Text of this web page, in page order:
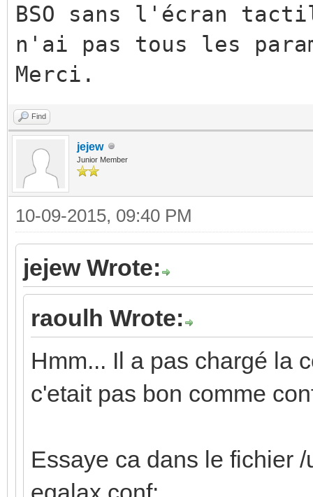
BSO sans l'écran
n'ai pas tous les
Merci.
Find
jejew
Junior Member
10-09-2015, 09:40 PM
jejew Wrote:
raoulh Wrote:
Hmm... Il a pas chargé la
c'etait pas bon comme
Essaye ca dans le fichier